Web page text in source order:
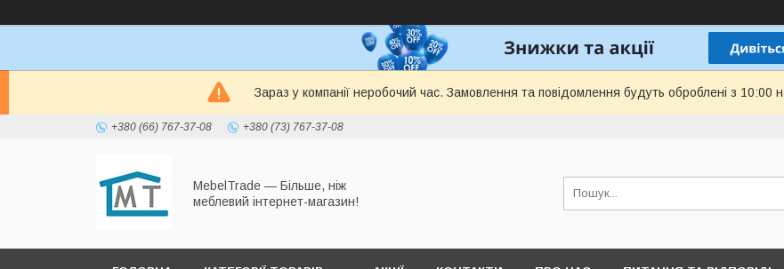
Зараз у компанії неробочий час. Замовлення та повідомлення будуть оброблені з 10:00
+380 (66) 767-37-08 +380 (73) 767-37-08
MebelTrade — Більше, ніж
меблевий інтернет-магазин!